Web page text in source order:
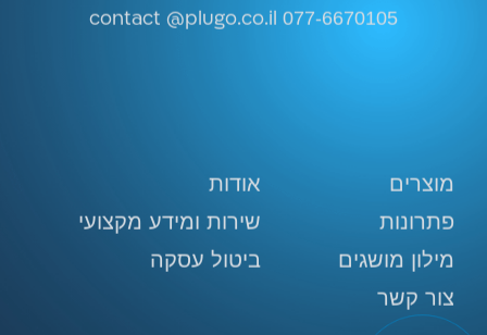
contact @plugo.co.il 077-6670105
מוצרים
אודות
פתרונות
שירות ומידע מקצועי
מילון מושגים
ביטול עסקה
צור קשר